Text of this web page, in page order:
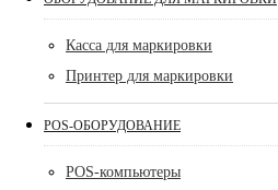
Касса для маркировки
Принтер для маркировки
POS-ОБОРУДОВАНИЕ
POS-компьютеры